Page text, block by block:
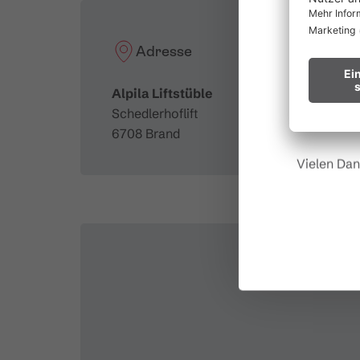
Adresse
Alpila Liftstüble
Schedlerhoflift
6708 Brand
Wir
Hinweis
Vielen